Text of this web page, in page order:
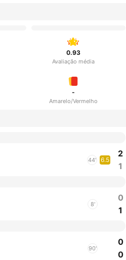
0.93
Avaliação média
-
Amarelo/Vermelho
44' 6.5
2
1
8'
0
1
90'
0
0